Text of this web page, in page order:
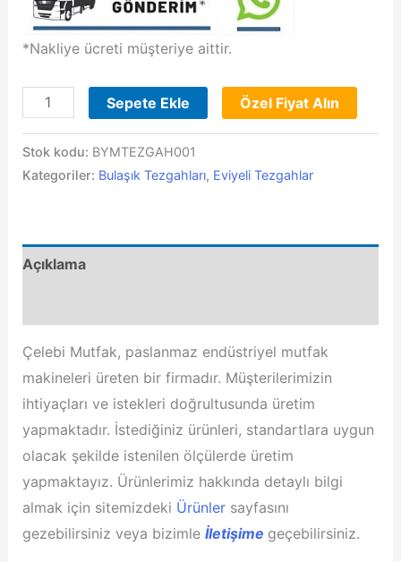
*Nakliye ücreti müşteriye aittir.
Bulaşık
Makinesi
Giriş-
Çıkış
Sepete Ekle Özel Fiyat Alın
Stok kodu: BYMTEZGAH001
Kategoriler: Bulaşık Tezgahları, Eviyeli Tezgahlar
Açıklama
Çelebi Mutfak, paslanmaz endüstriyel mutfak
makineleri üreten bir firmadır. Müşterilerimizin
ihtiyaçları ve istekleri doğrultusunda üretim
yapmaktadır. İstediğiniz ürünleri, standartlara uygun
olacak şekilde istenilen ölçülerde üretim
yapmaktayız. Ürünlerimiz hakkında detaylı bilgi
almak için sitemizdeki Ürünlersayfasını
gezebilirsiniz veya bizimle İletişime geçebilirsiniz.